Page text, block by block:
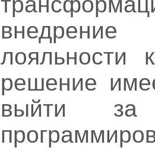
лояльности
решение
выйти за